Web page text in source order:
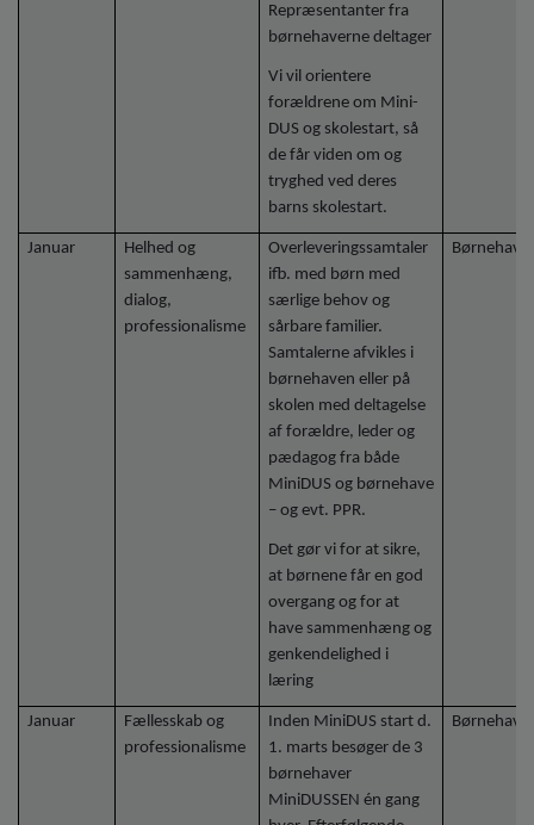
Repræsentanter fra
børnehaverne deltager
Vi vil orientere
forældrene om Mini-
DUS og skolestart, så
de får viden om og
tryghed ved deres
barns skolestart.
Januar
Helhed og
sammenhæng,
dialog,
professionalisme
Overleveringssamtaler
ifb. med børn med
særlige behov og
sårbare familier.
Samtalerne afvikles i
børnehaven eller på
skolen med deltagelse
af forældre, leder og
pædagog fra både
MiniDUS og børnehave
– og evt. PPR.
Det gør vi for at sikre,
at børnene får en god
overgang og for at
have sammenhæng og
genkendelighed i
læring
Januar
Fællesskab og
professionalisme
Inden MiniDUS start d.
1. marts besøger de 3
børnehaver
MiniDUSSEN én gang